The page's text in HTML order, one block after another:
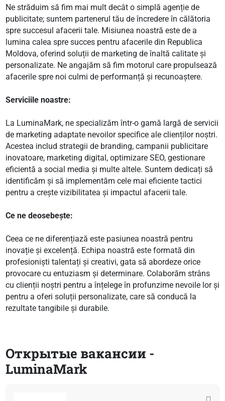
Ne străduim să fim mai mult decât o simplă agenție de
publicitate; suntem partenerul tău de încredere în călătoria
spre succesul afacerii tale. Misiunea noastră este de a
lumina calea spre succes pentru afacerile din Republica
Moldova, oferind soluții de marketing de înaltă calitate și
personalizate. Ne angajăm să fim motorul care propulsează
afacerile spre noi culmi de performanță și recunoaștere.
Serviciile noastre:
La LuminaMark, ne specializăm într-o gamă largă de servicii
de marketing adaptate nevoilor specifice ale clienților noștri.
Acestea includ strategii de branding, campanii publicitare
inovatoare, marketing digital, optimizare SEO, gestionare
eficientă a social media și multe altele. Suntem dedicați să
identificăm și să implementăm cele mai eficiente tactici
pentru a crește vizibilitatea și impactul afacerii tale.
Ce ne deosebește:
Ceea ce ne diferențiază este pasiunea noastră pentru
inovație și excelență. Echipa noastră este formată din
profesioniști talentați și creativi, gata să abordeze orice
provocare cu entuziasm și determinare. Colaborăm strâns
cu clienții noștri pentru a înțelege în profunzime nevoile lor și
pentru a oferi soluții personalizate, care să conducă la
rezultate tangibile și durabile.
Открытые вакансии -
LuminaMark